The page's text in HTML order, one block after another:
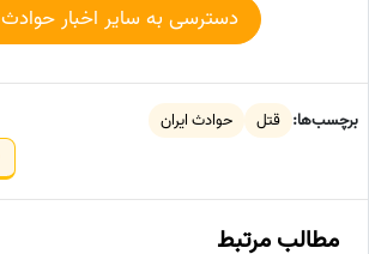
دسترسی به سایر اخبار حوادث
برچسب‌ها: قتل
حوادث ایران
مطالب مرتبط